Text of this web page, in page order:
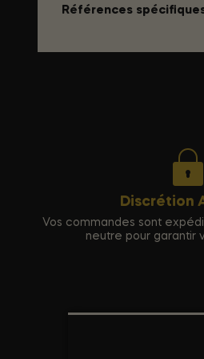
Références
Discrétion
Vos commandes sont
neutre pour garantir